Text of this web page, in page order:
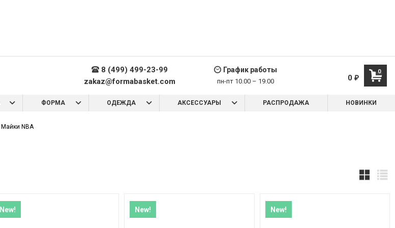
8 (499) 499-23-99
zakaz@formabasket.com
График работы
пн-пт 10.00 – 19.00
0
0 ₽
ФОРМА ОДЕЖДА АКСЕССУАРЫ РАСПРОДАЖА НОВИНКИ
Майки NBA
New! New! New!